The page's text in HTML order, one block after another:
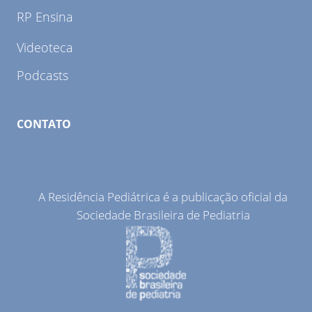
RP Ensina
Videoteca
Podcasts
CONTATO
A Residência Pediátrica é a publicação oficial da
Sociedade Brasileira de Pediatria